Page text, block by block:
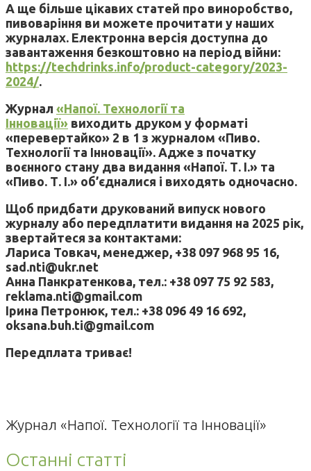
А ще більше цікавих статей про виноробство,
пивоваріння ви можете прочитати у наших
журналах. Електронна версія доступна до
завантаження безкоштовно на період війни:
https://techdrinks.info/product-category/2023-
2024/.
Журнал «Напої. Технології та
Інновації» виходить друком у форматі
«перевертайко» 2 в 1 з журналом «Пиво.
Технології та Інновації». Адже з початку
воєнного стану два видання «Напої. Т. І.» та
«Пиво. Т. І.» об’єдналися і виходять одночасно.
Щоб придбати друкований випуск нового
журналу або передплатити видання на 2025 рік,
звертайтеся за контактами:
Лариса Товкач, менеджер, +38 097 968 95 16,
sad.nti@ukr.net
Анна Панкратенкова, тел.: +38 097 75 92 583,
reklama.nti@gmail.com
Ірина Петронюк, тел.: +38 096 49 16 692,
oksana.buh.ti@gmail.com
Передплата триває!
Журнал «Напої. Технології та Інновації»
Останні статті